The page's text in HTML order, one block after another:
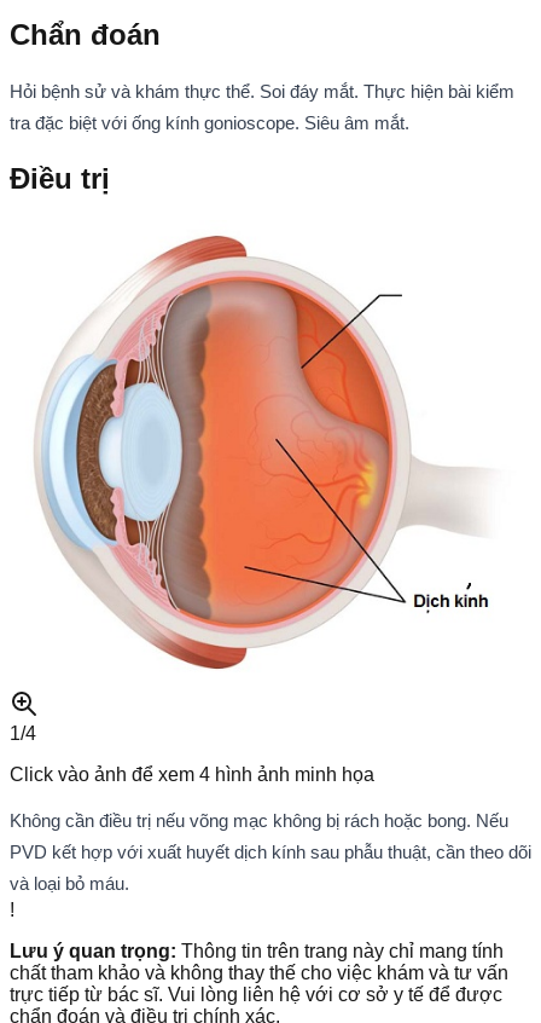
Chẩn đoán
Hỏi bệnh sử và khám thực thể. Soi đáy mắt. Thực hiện bài kiểm
tra đặc biệt với ống kính gonioscope. Siêu âm mắt.
Điều trị
1/4
Click vào ảnh để xem 4 hình ảnh minh họa
Không cần điều trị nếu võng mạc không bị rách hoặc bong. Nếu
PVD kết hợp với xuất huyết dịch kính sau phẫu thuật, cần theo dõi
và loại bỏ máu.
!
Lưu ý quan trọng: Thông tin trên trang này chỉ mang tính
chất tham khảo và không thay thế cho việc khám và tư vấn
trực tiếp từ bác sĩ. Vui lòng liên hệ với cơ sở y tế để được
chẩn đoán và điều trị chính xác.